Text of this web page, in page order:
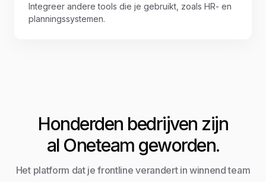
Integreer andere tools die je gebruikt, zoals HR- en
planningssystemen.
Honderden bedrijven zijn
al Oneteam geworden.
Het platform dat je frontline verandert in winnend team